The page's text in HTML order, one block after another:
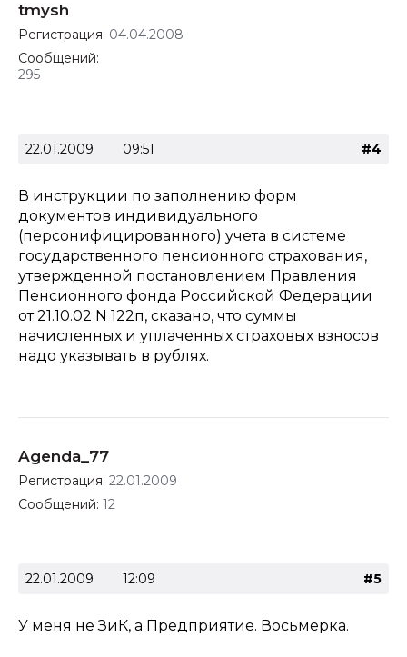
tmysh
Регистрация: 04.04.2008
Сообщений:
295
22.01.2009 09:51 #4
В инструкции по заполнению форм
документов индивидуального
(персонифицированного) учета в системе
государственного пенсионного страхования,
утвержденной постановлением Правления
Пенсионного фонда Российской Федерации
от 21.10.02 N 122п, сказано, что суммы
начисленных и уплаченных страховых взносов
надо указывать в рублях.
Agenda_77
Регистрация: 22.01.2009
Сообщений: 12
22.01.2009 12:09 #5
У меня не ЗиК, а Предприятие. Восьмерка.